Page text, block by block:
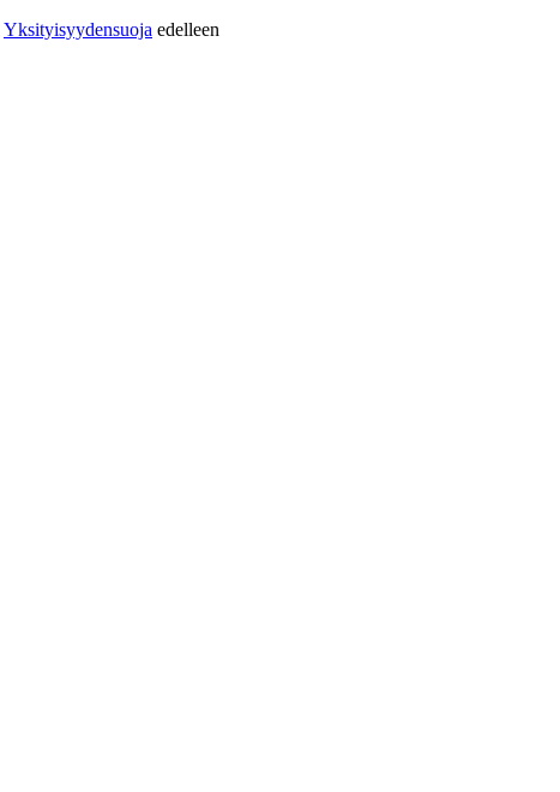
Yksityisyydensuoja edelleen